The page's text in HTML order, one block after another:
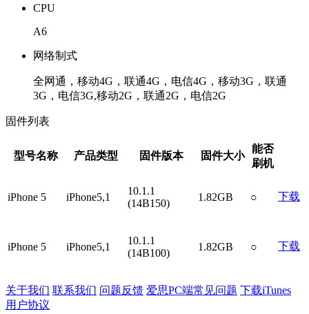
CPU
A6
网络制式
全网通，移动4G，联通4G，电信4G，移动3G，联通
3G，电信3G,移动2G，联通2G，电信2G
固件列表
型号名称 产品类型 固件版本 固件大小
能否
刷机
iPhone 5 iPhone5,1
10.1.1
(14B150)
1.82GB ○ 下载
iPhone 5 iPhone5,1
10.1.1
(14B100)
1.82GB ○ 下载
关于我们 联系我们 问题反馈 爱思PC端常见问题 下载iTunes
用户协议